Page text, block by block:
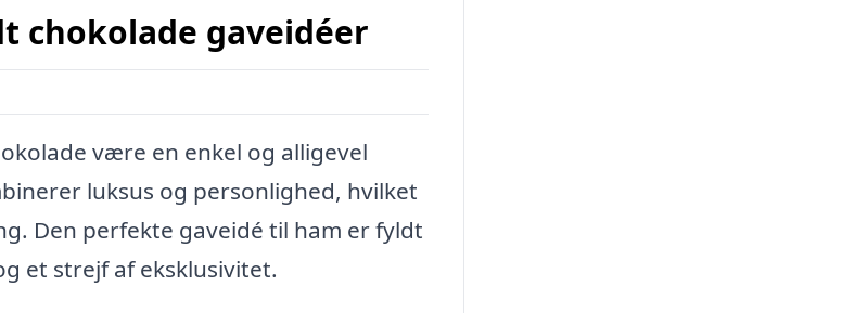
chokolade gaveidéer
være en enkel og alligevel
luksus og personlighed, hvilket
Den perfekte gaveidé til ham er fyldt
et strejf af eksklusivitet.